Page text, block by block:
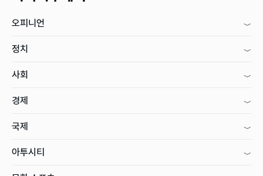
오피니언
정치
사회
경제
국제
아투시티